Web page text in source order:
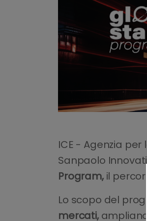
ICE - Agenzia
Sanpaolo
Program,il
Lo scopo del
mercati,